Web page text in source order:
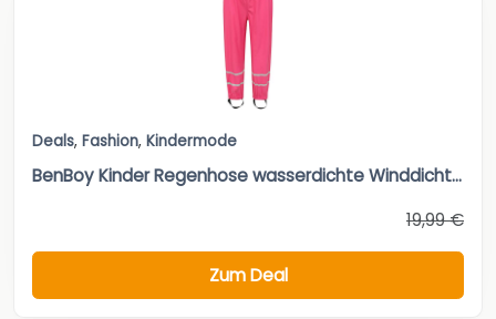
Deals, Fashion, Kindermode
BenBoy Kinder Regenhose wasserdichte Winddicht...
19,99 €
Zum Deal